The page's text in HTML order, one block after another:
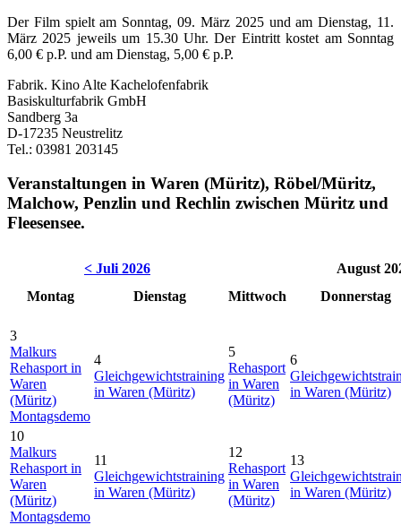
Der Film spielt am Sonntag, 09. März 2025 und am Dienstag, 11.
März 2025 jeweils um 15.30 Uhr. Der Eintritt kostet am Sonntag
6,00 € p.P. und am Dienstag, 5,00 € p.P.
Fabrik. Kino Alte Kachelofenfabrik
Basiskulturfabrik GmbH
Sandberg 3a
D-17235 Neustrelitz
Tel.: 03981 203145
Veranstaltungen in Waren (Müritz), Röbel/Müritz,
Malchow, Penzlin und Rechlin zwischen Müritz und
Fleesensee.
< Juli 2026
August
Montag
Dienstag Mittwoch Donnerstag
3
Malkurs
Rehasport in
Waren
(Müritz)
Montagsdemo
4
Gleichgewichtstraining
in Waren (Müritz)
5
Rehasport
in Waren
(Müritz)
6
in Waren (Müritz)
10
Malkurs
Rehasport in
Waren
(Müritz)
Montagsdemo
11
Gleichgewichtstraining
in Waren (Müritz)
12
Rehasport
in Waren
(Müritz)
13
in Waren (Müritz)